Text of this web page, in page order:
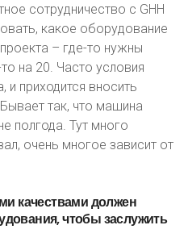
сотрудничество с GHH
какое оборудование
– где-то нужны
на 20. Часто условия
и приходится вносить
так, что машина
полгода. Тут много
очень многое зависит от
качествамидолжен
чтобызаслужить